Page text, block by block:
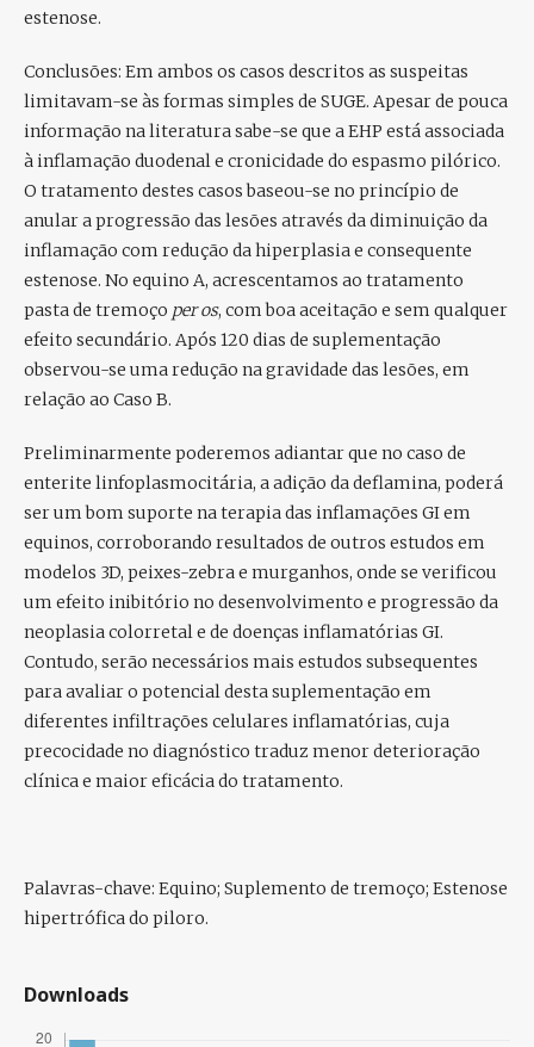
estenose.
Conclusões: Em ambos os casos descritos as suspeitas
limitavam-se às formas simples de SUGE. Apesar de pouca
informação na literatura sabe-se que a EHP está associada
à inflamação duodenal e cronicidade do espasmo pilórico.
O tratamento destes casos baseou-se no princípio de
anular a progressão das lesões através da diminuição da
inflamação com redução da hiperplasia e consequente
estenose. No equino A, acrescentamos ao tratamento
pasta de tremoço per os, com boa aceitação e sem qualquer
efeito secundário. Após 120 dias de suplementação
observou-se uma redução na gravidade das lesões, em
relação ao Caso B.
Preliminarmente poderemos adiantar que no caso de
enterite linfoplasmocitária, a adição da deflamina, poderá
ser um bom suporte na terapia das inflamações GI em
equinos, corroborando resultados de outros estudos em
modelos 3D, peixes-zebra e murganhos, onde se verificou
um efeito inibitório no desenvolvimento e progressão da
neoplasia colorretal e de doenças inflamatórias GI.
Contudo, serão necessários mais estudos subsequentes
para avaliar o potencial desta suplementação em
diferentes infiltrações celulares inflamatórias, cuja
precocidade no diagnóstico traduz menor deterioração
clínica e maior eficácia do tratamento.
Palavras-chave: Equino; Suplemento de tremoço; Estenose
hipertrófica do piloro.
Downloads